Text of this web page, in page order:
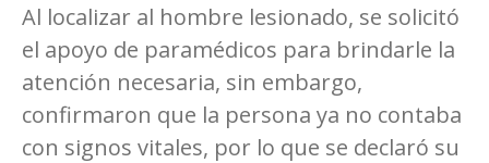
Al localizar al hombre lesionado, se solicitó
el apoyo de paramédicos para brindarle la
atención necesaria, sin embargo,
confirmaron que la persona ya no contaba
con signos vitales, por lo que se declaró su